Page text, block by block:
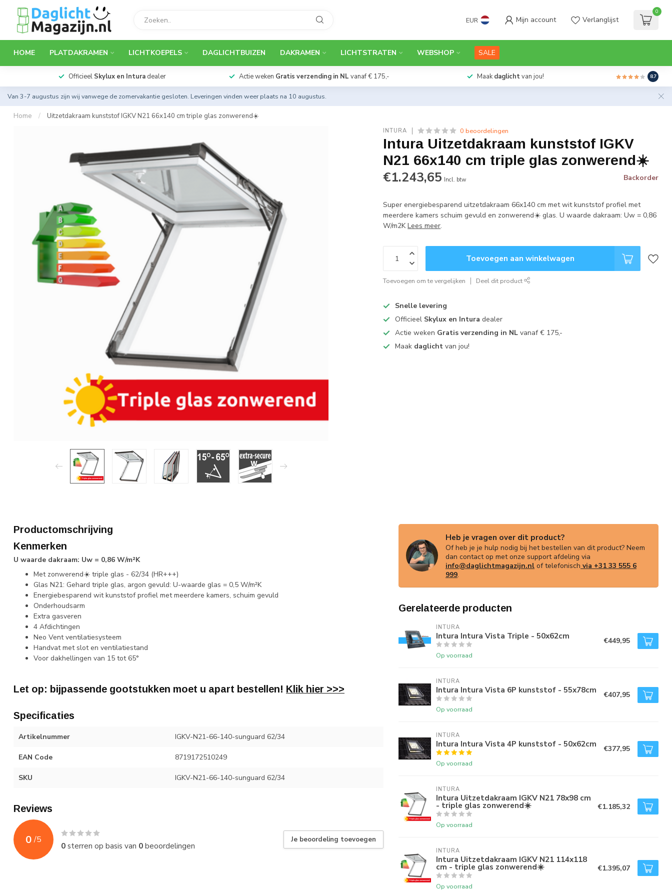
EUR Mijn account Verlanglijst
0
HOME PLATDAKRAMEN LICHTKOEPELS DAGLICHTBUIZEN DAKRAMEN LICHTSTRATEN WEBSHOP SALE
Officieel Skylux en Intura dealer Actie weken Gratis verzending in NL vanaf € 175,- Maakdaglichtvan jou! 8.7
Van 3-7 augustus zijn wij vanwege de zomervakantie gesloten. Leveringen vinden weer plaats na 10 augustus.
Home / Uitzetdakraam kunststof IGKV N21 66x140 cm triple glas zonwerend☀️
INTURA 0 beoordelingen
Intura Uitzetdakraam kunststof IGKV
N21 66x140 cm triple glas zonwerend☀️
€1.243,65 Incl. btw Backorder
Super energiebesparend uitzetdakraam 66x140 cm met wit kunststof profiel met
meerdere kamers schuim gevuld en zonwerend☀️ glas. U waarde dakraam: Uw = 0,86
W/m2KLees meer.
Toevoegen aan winkelwagen
Toevoegen om te vergelijken Deel dit product
Snelle levering
Officieel Skylux en Intura dealer
Actie weken Gratis verzending in NL vanaf € 175,-
Maak daglicht van jou!
Productomschrijving
Kenmerken
U waarde dakraam: Uw = 0,86 W/m²K
Met zonwerend☀️ triple glas - 62/34 (HR+++)
Glas N21: Gehard triple glas, argon gevuld: U-waarde glas = 0,5 W/m²K
Energiebesparend wit kunststof profiel met meerdere kamers, schuim gevuld
Onderhoudsarm
Extra gasveren
4 Afdichtingen
Neo Vent ventilatiesysteem
Handvat met slot en ventilatiestand
Voor dakhellingen van 15 tot 65°
Let op: bijpassende gootstukken moet u apart bestellen! Klik hier >>>
Specificaties
Artikelnummer IGKV-N21-66-140-sunguard 62/34
EAN Code 8719172510249
SKU IGKV-N21-66-140-sunguard 62/34
Reviews
0 /5
0sterren op basis van 0beoordelingen
Je beoordeling toevoegen
Heb je vragen over dit product?
Of heb je je hulp nodig bij het bestellen van dit product? Neem
dan contact op met onze support afdeling via
info@daglichtmagazijn.nl of telefonisch via +31 33 555 6
999.
Gerelateerde producten
INTURA
Intura Intura Vista Triple - 50x62cm
Op voorraad
€449,95
INTURA
Intura Intura Vista 6P kunststof - 55x78cm
Op voorraad
€407,95
INTURA
Intura Intura Vista 4P kunststof - 50x62cm
Op voorraad
€377,95
INTURA
Intura Uitzetdakraam IGKV N21 78x98 cm
- triple glas zonwerend☀️
Op voorraad
€1.185,32
INTURA
Intura Uitzetdakraam IGKV N21 114x118
cm - triple glas zonwerend☀️
Op voorraad
€1.395,07